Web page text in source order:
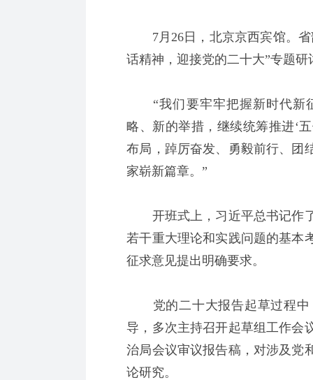
7月26日，北京京西宾馆。省
话精神，迎接党的二十大”专题
“我们要牢牢把握新时代新
略、新的举措，继续统筹推进‘
布局，踔厉奋发、勇毅前行、团
家崭新篇章。”
开班式上，习近平总书记作了
若干重大理论和实践问题的基本
征求意见提出明确要求。
党的二十大报告起草过程中
导，多次主持召开起草组工作会
治局会议审议报告稿，对涉及党
论研究。